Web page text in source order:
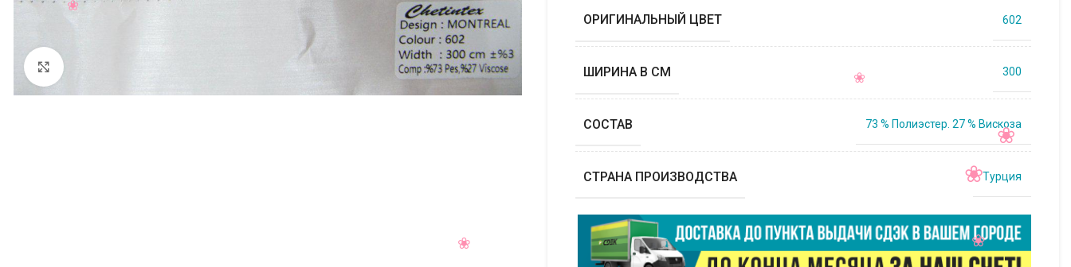
ОРИГИНАЛЬНЫЙ ЦВЕТ 602
ШИРИНА В СМ 300
СОСТАВ 73 % Полиэстер. 27 % Вискоза
СТРАНА ПРОИЗВОДСТВА Турция